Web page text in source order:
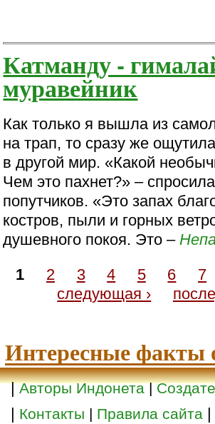
Катманду -
муравейник
Как только я вышла из
на трап, то сразу же
в другой мир. «Какой
Чем это пахнет?» –
попутчиков. «Это запах
костров, пыли и горных
душевного покоя. Это –
1
2 3 4 5 6 7
следующая ›
Интересные факты
|Авторы Индонета|
| Контакты | Правила сайта |